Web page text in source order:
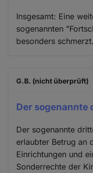
Insgesamt: Eine
sogenannten
besonders schmerzt.
G.B. (nicht überprüft)
Der sogenannte
Der sogenannte
erlaubter Betrug an
Einrichtungen und
Sonderrechte der